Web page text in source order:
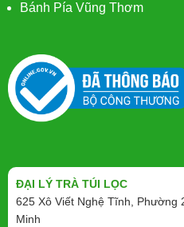
Bánh Pía Vũng Thơm
ĐẠI LÝ TRÀ TÚI LỌC
625 Xô Viết Nghệ Tĩnh, Phường
Minh